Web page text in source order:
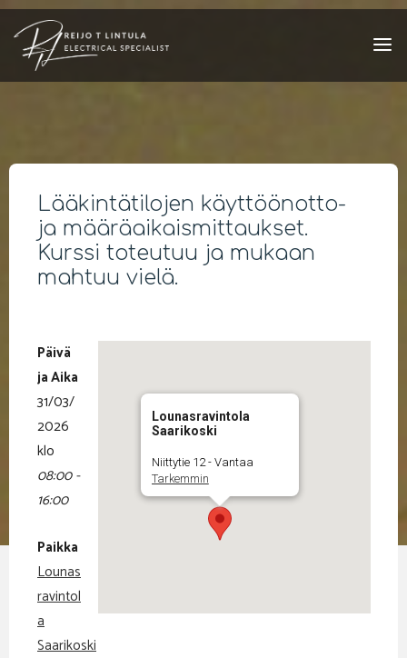
Skip
content
Lääkintätilojen käyttöönotto-
ja määräaikaismittaukset.
Kurssi toteutuu ja mukaan
mahtuu vielä.
Lounasravintola
Saarikoski
Niittytie 12 - Vantaa
Tarkemmin
Päivä
ja Aika
31/03/
2026
klo
08:00 -
16:00
Paikka
Lounas
ravintol
a
Saarikoski